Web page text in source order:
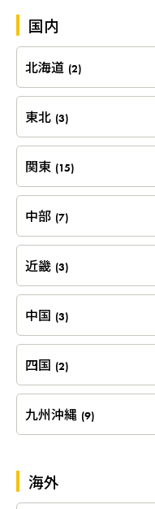
国内
北海道 (2)
東北 (3)
関東 (15)
中部 (7)
近畿 (3)
中国 (3)
四国 (2)
九州沖縄 (9)
海外